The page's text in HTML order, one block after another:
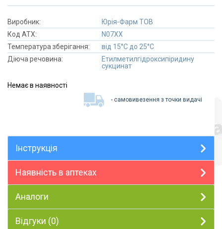
Виробник:
Юрія-Фарм ТОВ
Код АТХ:
N07XX
Температура зберігання:
від 15°C до 25°C
Діюча речовина:
Етилметилгідроксипіридину
сукцинат
Немає в наявності
- самовивезення з точки видачі
Інструкція
Наявність в аптеках
Аналоги
Відгуки (0)